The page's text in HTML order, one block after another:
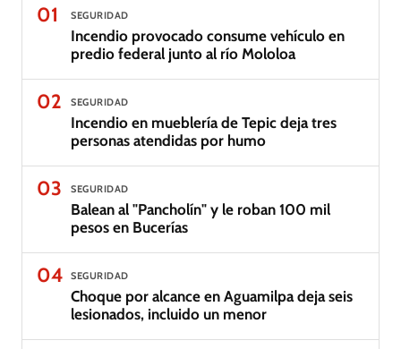
01
SEGURIDAD
Incendio provocado consume vehículo en
predio federal junto al río Mololoa
02 SEGURIDAD
Incendio en mueblería de Tepic deja tres
personas atendidas por humo
03 SEGURIDAD
Balean al "Pancholín" y le roban 100 mil
pesos en Bucerías
04 SEGURIDAD
Choque por alcance en Aguamilpa deja seis
lesionados, incluido un menor